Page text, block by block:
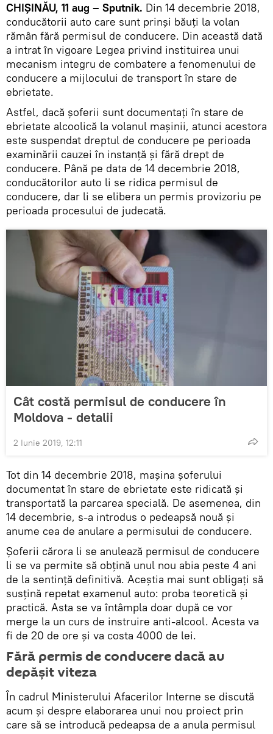
CHIȘINĂU, 11 aug – Sputnik. Din 14 decembrie 2018,
conducătorii auto care sunt prinși băuți la volan
rămân fără permisul de conducere. Din această dată
a intrat în vigoare Legea privind instituirea unui
mecanism integru de combatere a fenomenului de
conducere a mijlocului de transport în stare de
ebrietate.
Astfel, dacă șoferii sunt documentați în stare de
ebrietate alcoolică la volanul mașinii, atunci acestora
este suspendat dreptul de conducere pe perioada
examinării cauzei în instanță și fără drept de
conducere. Până pe data de 14 decembrie 2018,
conducătorilor auto li se ridica permisul de
conducere, dar li se elibera un permis provizoriu pe
perioada procesului de judecată.
Cât costă permisul de conducere în
Moldova - detalii
2 Iunie 2019, 12:11
Tot din 14 decembrie 2018, mașina șoferului
documentat în stare de ebrietate este ridicată și
transportată la parcarea specială. De asemenea, din
14 decembrie, s-a introdus o pedeapsă nouă și
anume cea de anulare a permisului de conducere.
Șoferii cărora li se anulează permisul de conducere
li se va permite să obțină unul nou abia peste 4 ani
de la sentință definitivă. Aceștia mai sunt obligați să
susțină repetat examenul auto: proba teoretică și
practică. Asta se va întâmpla doar după ce vor
merge la un curs de instruire anti-alcool. Acesta va
fi de 20 de ore și va costa 4000 de lei.
Fără permis de conducere dacă au
depășit viteza
În cadrul Ministerului Afacerilor Interne se discută
acum și despre elaborarea unui nou proiect prin
care să se introducă pedeapsa de a anula permisul